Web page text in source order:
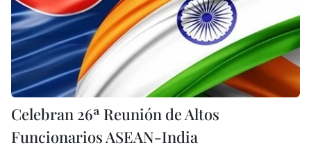
Celebran 26ª Reunión de Altos
Funcionarios ASEAN-India